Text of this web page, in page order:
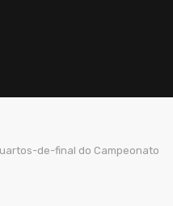
de-final do Campeonato